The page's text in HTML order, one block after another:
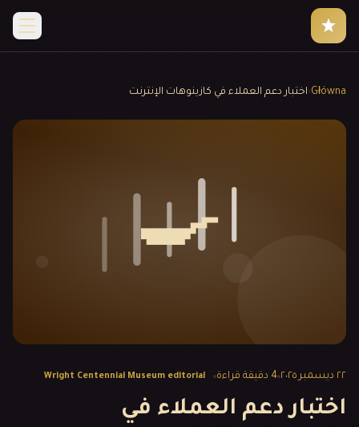
Główna
›اختبار دعم العملاء في كازينوهات الإنترنت
🍳
٢٢ ديسمبر ٢٠٢٥ 4 دقيقة قراءة Wright Centennial Museum editorial
اختبار دعم العملاء في